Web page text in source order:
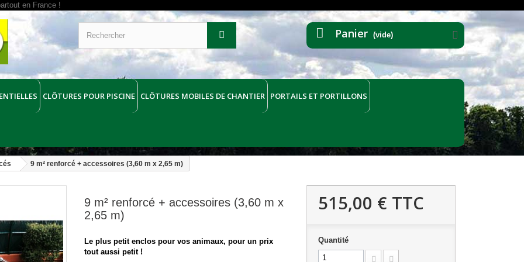
Panier (vide)
CLÔTURES POUR PISCINE CLÔTURES MOBILES DE CHANTIER PORTAILS ET PORTILLONS
9 m² renforcé + accessoires (3,60 m x 2,65 m)
9 m² renforcé + accessoires (3,60 m x
2,65 m)
Le plus petit enclos pour vos animaux, pour un prix
tout aussi petit !
515,00 € TTC
Quantité